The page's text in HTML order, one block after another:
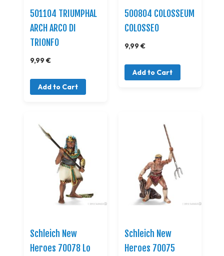
501104 TRIUMPHAL
ARCH ARCO DI
TRIONFO
9,99 €
Add to Cart
500804 COLOSSEUM
COLOSSEO
9,99 €
Add to Cart
Schleich New
Heroes 70078 Lo
Schleich New
Heroes 70075